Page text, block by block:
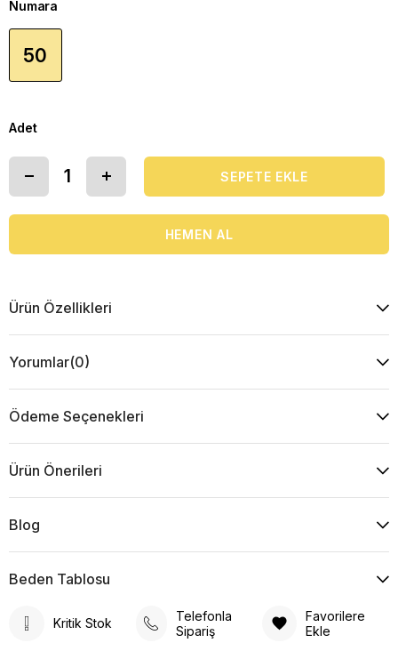
Numara
50
Adet
Ürün Özellikleri
Yorumlar(0)
Ödeme Seçenekleri
Ürün Önerileri
Blog
Beden Tablosu
Kritik Stok
Telefonla
Sipariş
Favorilere
Ekle